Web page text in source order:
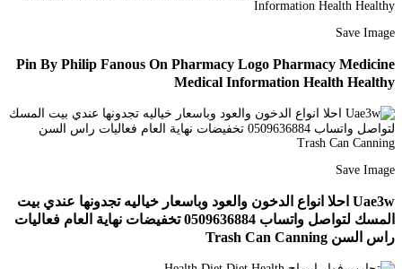
Save Image
Pin By Philip Fanous On Pharmacy Logo Pharmacy Medicine
Medical Information Health Healthy
Save Image
Uae3w احلا انواع الدخون والعود وباسعار خياليه تجدونها عندي بيت
المسك لتواصل واتساب 0509636884 تخفيضات نهاية العام فعاليات
راس السن Trash Can Canning